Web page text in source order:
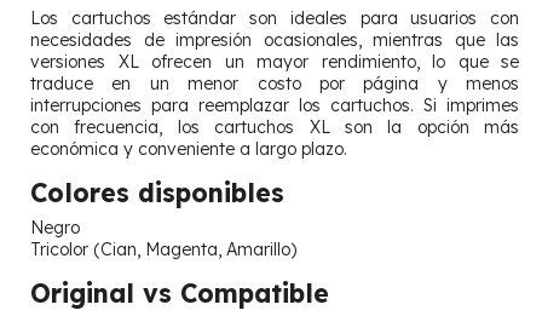
Los cartuchos estándar son ideales para usuarios con
necesidades de impresión ocasionales, mientras que las
versiones XL ofrecen un mayor rendimiento, lo que se
traduce en un menor costo por página y menos
interrupciones para reemplazar los cartuchos. Si imprimes
con frecuencia, los cartuchos XL son la opción más
económica y conveniente a largo plazo.
Colores disponibles
Negro
Tricolor (Cian, Magenta, Amarillo)
Original vs Compatible